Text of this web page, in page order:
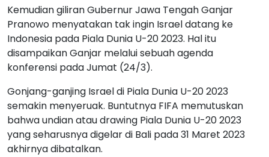
Kemudian giliran Gubernur Jawa Tengah Ganjar
Pranowo menyatakan tak ingin Israel datang ke
Indonesia pada Piala Dunia U-20 2023. Hal itu
disampaikan Ganjar melalui sebuah agenda
konferensi pada Jumat (24/3).
Gonjang-ganjing Israel di Piala Dunia U-20 2023
semakin menyeruak. Buntutnya FIFA memutuskan
bahwa undian atau drawing Piala Dunia U-20 2023
yang seharusnya digelar di Bali pada 31 Maret 2023
akhirnya dibatalkan.